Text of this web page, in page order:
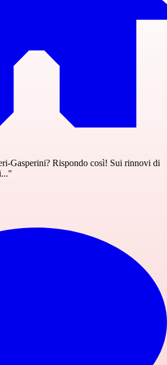
Gasperini? Rispondo così! Sui rinnovi di